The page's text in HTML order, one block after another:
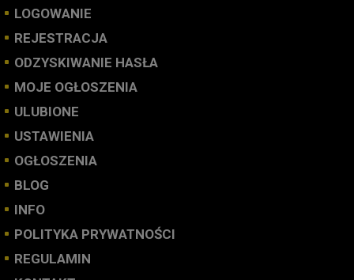
LOGOWANIE
REJESTRACJA
ODZYSKIWANIE HASŁA
MOJE OGŁOSZENIA
ULUBIONE
USTAWIENIA
OGŁOSZENIA
BLOG
INFO
POLITYKA PRYWATNOŚCI
REGULAMIN